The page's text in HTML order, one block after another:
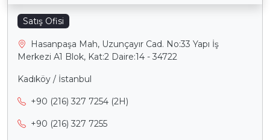
Satış Ofisi
Hasanpaşa Mah, Uzunçayır Cad. No:33 Yapı İş
Merkezi A1 Blok, Kat:2 Daire:14 - 34722
Kadıköy / İstanbul
+90 (216) 327 7254 (2H)
+90 (216) 327 7255